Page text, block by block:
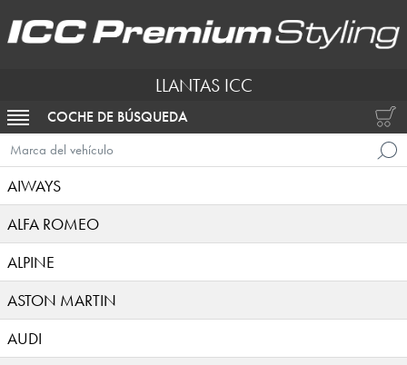
LLANTAS ICC
ACTIVAR NAVEGACIÓN
COCHE DE BÚSQUEDA
Marca del vehículo
AIWAYS
ALFA ROMEO
ALPINE
ASTON MARTIN
AUDI